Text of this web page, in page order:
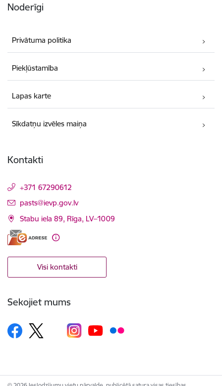
Noderīgi
Privātuma politika
Piekļūstamība
Lapas karte
Sīkdatņu izvēles maiņa
Kontakti
+371 67290612
E-pasts:
pasts@ievp.gov.lv
Stabu iela 89, Rīga, LV–1009
Visi kontakti
Sekojiet mums